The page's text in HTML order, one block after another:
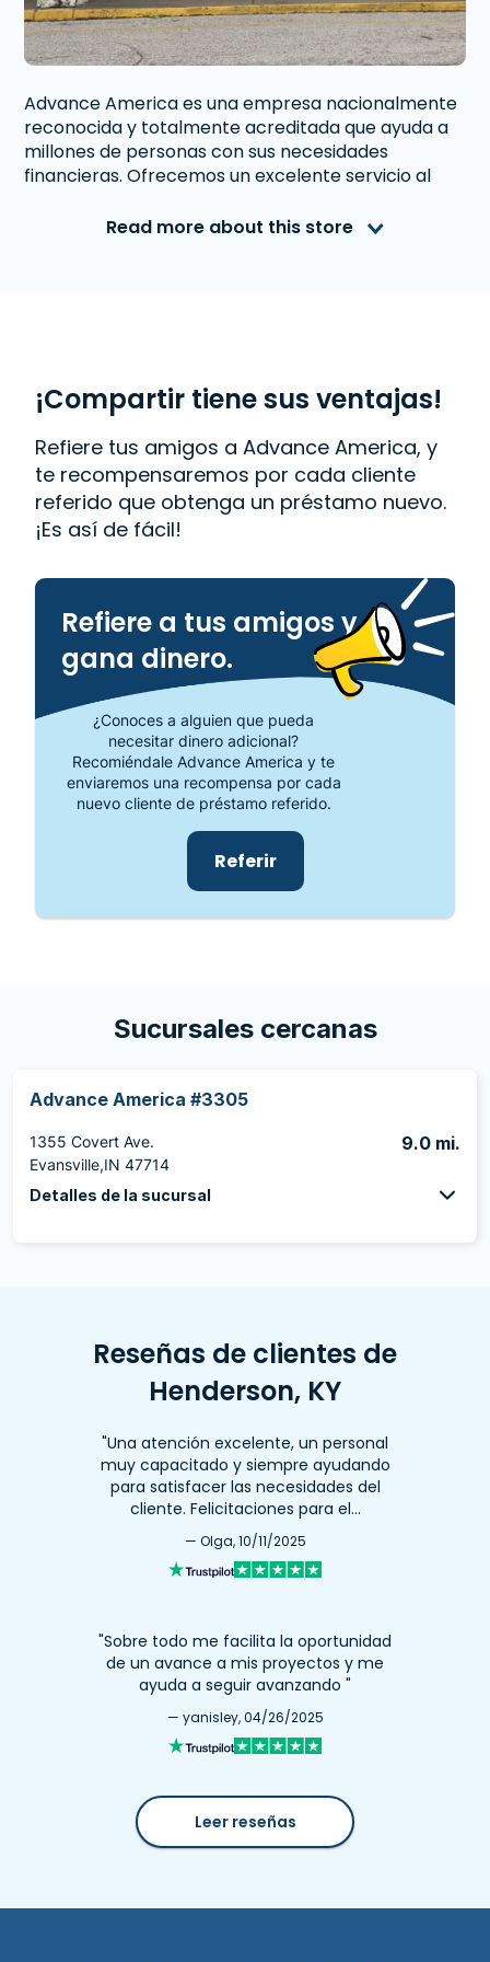
Advance America es una empresa nacionalmente
reconocida y totalmente acreditada que ayuda a
millones de personas con sus necesidades
financieras. Ofrecemos un excelente servicio al
dinero inmediato. Con nosotros obtener un
Ste. C-2, Henderson, KY 42420.
Read more about this store
¡Compartir tiene sus ventajas!
Refiere tus amigos a Advance America, y
te recompensaremos por cada cliente
referido que obtenga un préstamo nuevo.
¡Es así de fácil!
Refiere a tus amigos y
gana dinero.
¿Conoces a alguien que pueda
necesitar dinero adicional?
Recomiéndale Advance America y te
enviaremos una recompensa por cada
nuevo cliente de préstamo referido.
Referir
Sucursales cercanas
Advance America #3305
1355 Covert Ave.
Evansville,IN 47714
9.0 mi.
Detalles de la sucursal
Reseñas de clientes de
Henderson, KY
"Una atención excelente, un personal
muy capacitado y siempre ayudando
para satisfacer las necesidades del
cliente. Felicitaciones para el…
— Olga, 10/11/2025
"Sobre todo me facilita la oportunidad
de un avance a mis proyectos y me
ayuda a seguir avanzando "
— yanisley, 04/26/2025
Leer reseñas